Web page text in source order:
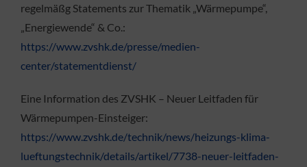
regelmäßg Statements zur Thematik „Wärmepumpe“,
„Energiewende“ & Co.:
https://www.zvshk.de/presse/medien-
center/statementdienst/
Eine Information des ZVSHK – Neuer Leitfaden für
Wärmepumpen-Einsteiger:
https://www.zvshk.de/technik/news/heizungs-klima-
lueftungstechnik/details/artikel/7738-neuer-leitfaden-